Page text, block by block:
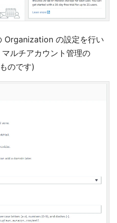
Organization の設定を行い
ルチアカウント管理の
のです)